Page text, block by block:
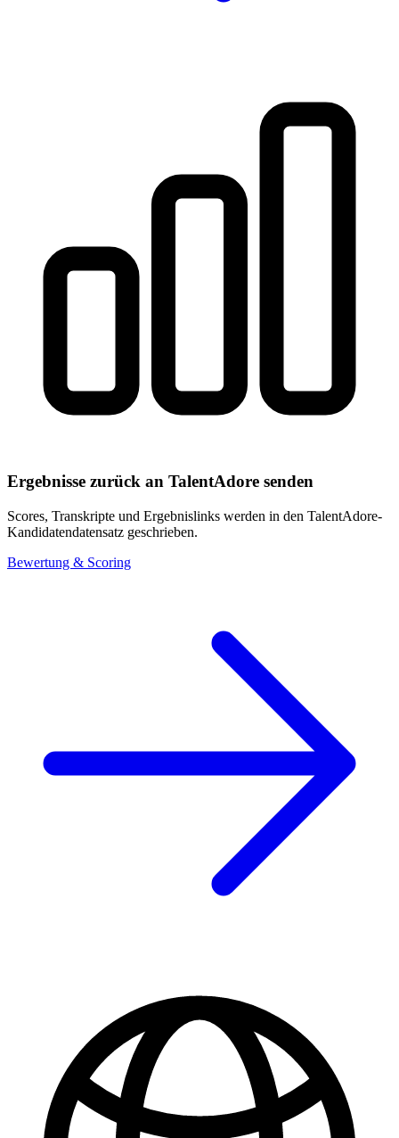
Ergebnisse zurück an TalentAdore senden
Scores, Transkripte und Ergebnislinks werden in den TalentAdore-
Kandidatendatensatz geschrieben.
Bewertung & Scoring